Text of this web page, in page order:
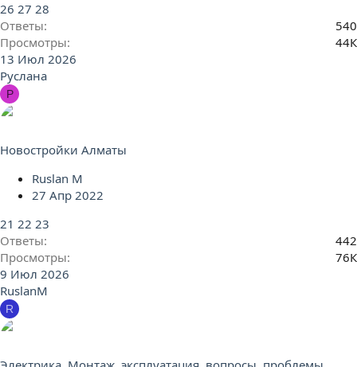
26 27 28
Ответы
540
Просмотры
44К
13 Июл 2026
Руслана
Р
Новостройки Алматы
Ruslan M
27 Апр 2022
21 22 23
Ответы
442
Просмотры
76К
9 Июл 2026
RuslanM
R